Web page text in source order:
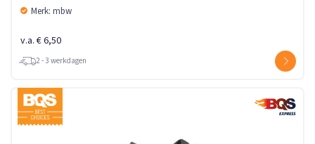
Merk: mbw
v.a. € 6,50
2 - 3 werkdagen